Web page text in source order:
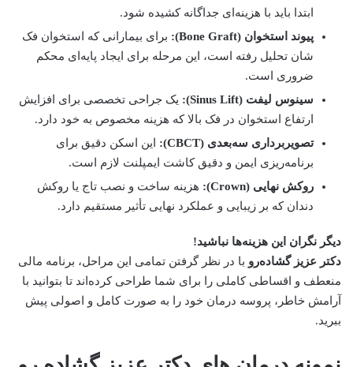
ابتدا باید با هزینه‌ای جداگانه کشیده شود.
پیوند استخوان (Bone Graft):
برای بیمارانی که استخوان فک
شان تحلیل رفته است، این مرحله برای ایجاد پایه‌ای محکم
ضروری است.
سینوس لیفت (Sinus Lift):
یک جراحی تخصصی برای افزایش
ارتفاع استخوان در فک بالا که هزینه مخصوص به خود دارد.
تصویربرداری سه‌بعدی (CBCT):
این اسکن دقیق برای
برنامه‌ریزی ایمن و دقیق کاشت ایمپلنت لازم است.
روکش نهایی (Crown):
هزینه ساخت و نصب تاج یا روکش
دندان که بر زیبایی و عملکرد نهایی تأثیر مستقیم دارد.
دیگر نگران این هزینه‌ها نباشید!
دکتر عزیز گشاده‌رو با در نظر گرفتن تمامی این مراحل، برنامه مالی
منعطف و اقساطی کاملی را برای شما طراحی کرده‌اند تا بتوانید با
آرامش خاطر، پروسه درمان خود را به صورت کامل و اصولی پیش
ببرید.